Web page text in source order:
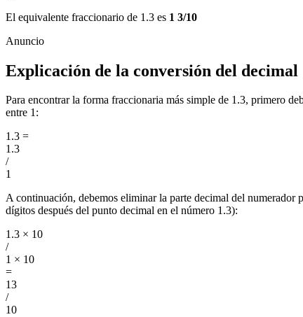
El equivalente fraccionario de 1.3 es 1 3/10
Explicación de la conversión del decimal
Para encontrar la forma fraccionaria más simple de 1.3, primero
entre 1:
1.3 =
1.3
/
1
A continuación, debemos eliminar la parte decimal del numerador
dígitos después del punto decimal en el número 1.3):
1.3 × 10
/
1 × 10
=
13
/
10